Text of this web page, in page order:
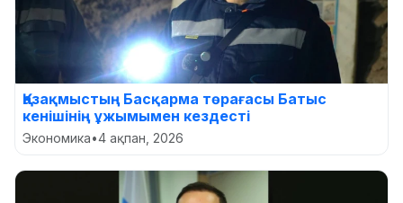
Қазақмыстың Басқарма төрағасы Батыс
кенішінің ұжымымен кездесті
Экономика•4 ақпан, 2026